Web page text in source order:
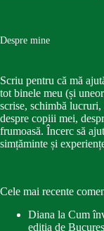
Despre mine
Scriu pentru că mă
tot binele meu (și
scrise, schimbă
despre copiii mei,
frumoasă. Încerc să
simțăminte și
Cele mai recente
Diana la Cum
ediția de